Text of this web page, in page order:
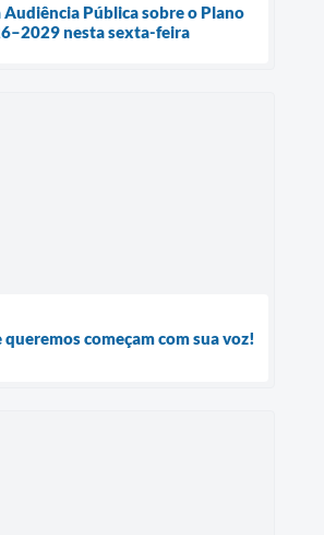
Pública sobre o Plano
nesta sexta-feira
queremos começam com sua voz!